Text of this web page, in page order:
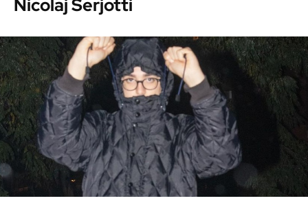
Nicolaj Serjotti